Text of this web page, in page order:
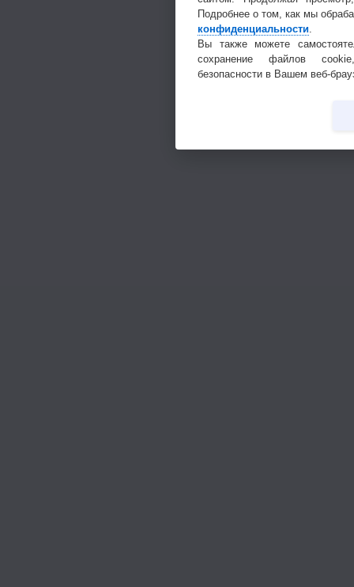
Подробнее о том, как мы
конфиденциальности
Вы также можете
сохранение файлов
безопасности в Вашем веб-